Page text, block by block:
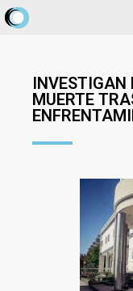
INVESTIGAN
MUERTE